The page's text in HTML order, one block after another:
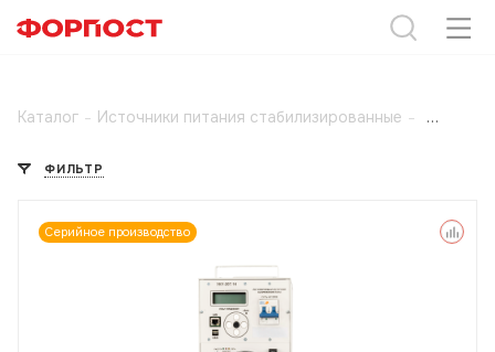
Каталог - Источники питания стабилизированные -
ФИЛЬТР
Серийное производство